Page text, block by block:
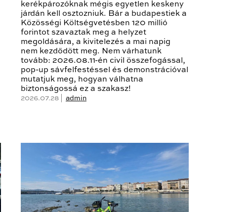
kerékpározóknak mégis egyetlen keskeny
járdán kell osztozniuk. Bár a budapestiek a
Közösségi Költségvetésben 120 millió
forintot szavaztak meg a helyzet
megoldására, a kivitelezés a mai napig
nem kezdődött meg. Nem várhatunk
tovább: 2026.08.11-én civil összefogással,
pop-up sávfelfestéssel és demonstrációval
mutatjuk meg, hogyan válhatna
biztonságossá ez a szakasz!
2026.07.28 | admin